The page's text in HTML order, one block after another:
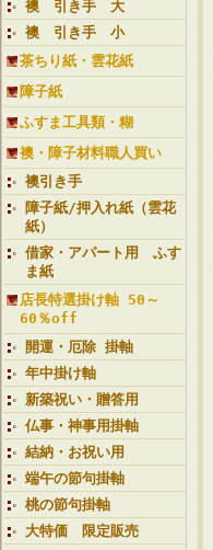
襖 引き手 大
襖 引き手 小
茶ちり紙・雲花紙
障子紙
ふすま工具類・糊
襖・障子材料職人買い
襖引き手
障子紙/押入れ紙（雲花
紙）
借家・アパート用 ふす
ま紙
店長特選掛け軸 50～
60％off
開運・厄除 掛軸
年中掛け軸
新築祝い・贈答用
仏事・神事用掛軸
結納・お祝い用
端午の節句掛軸
桃の節句掛軸
大特価 限定販売